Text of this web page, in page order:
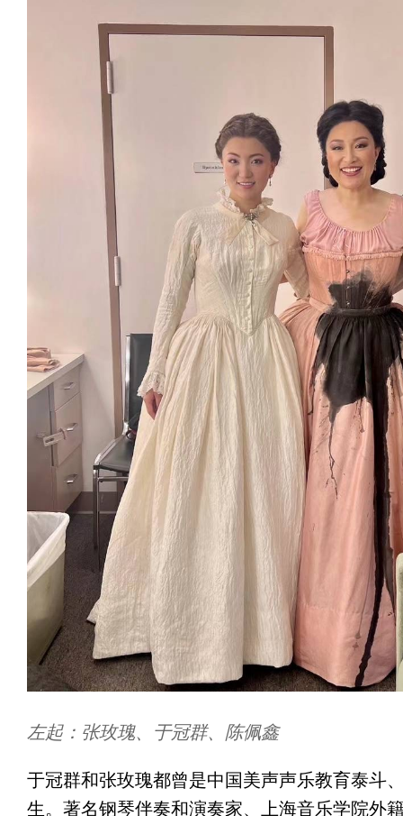
左起：张玫瑰、于冠群、陈佩鑫
于冠群和张玫瑰都曾是中国美声声乐教育泰斗
生。著名钢琴伴奏和演奏家、上海音乐学院外